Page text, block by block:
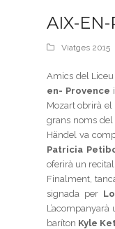
AIX-EN-
Viatges 2015
Amics del Liceu
en- Provence
Mozart obrirà
grans noms
Händel va
Patricia
oferirà un
Finalment,
signada per
baríton Kyle